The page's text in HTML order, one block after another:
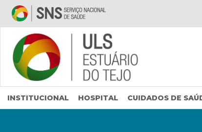
Saltar para conteúdo principal
INSTITUCIONAL HOSPITAL CUIDADOS DE